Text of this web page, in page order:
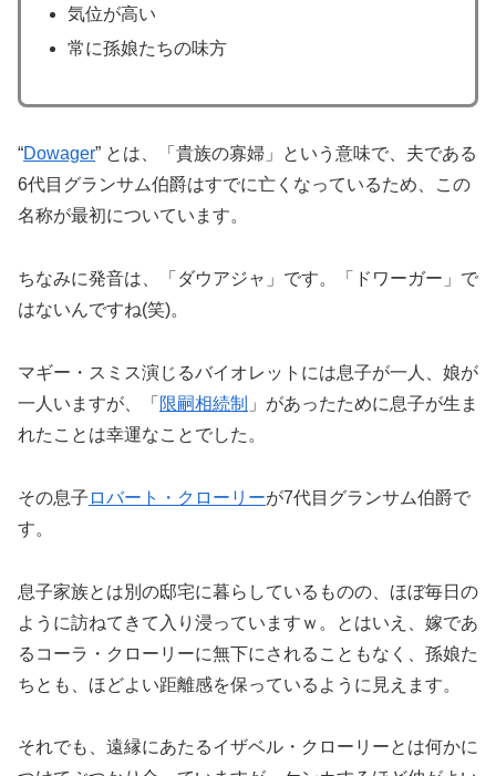
気位が高い
常に孫娘たちの味方
“Dowager” とは、「貴族の寡婦」という意味で、夫である
6代目グランサム伯爵はすでに亡くなっているため、この
名称が最初についています。
ちなみに発音は、「ダウアジャ」です。「ドワーガー」で
はないんですね(笑)。
マギー・スミス演じるバイオレットには息子が一人、娘が
一人いますが、「 限嗣相続制 」があったために息子が生ま
れたことは幸運なことでした。
その息子 ロバート・クローリーが7代目グランサム伯爵で
す。
息子家族とは別の邸宅に暮らしているものの、ほぼ毎日の
ように訪ねてきて入り浸っていますｗ。とはいえ、嫁であ
るコーラ・クローリーに無下にされることもなく、孫娘た
ちとも、ほどよい距離感を保っているように見えます。
それでも、遠縁にあたるイザベル・クローリーとは何かに